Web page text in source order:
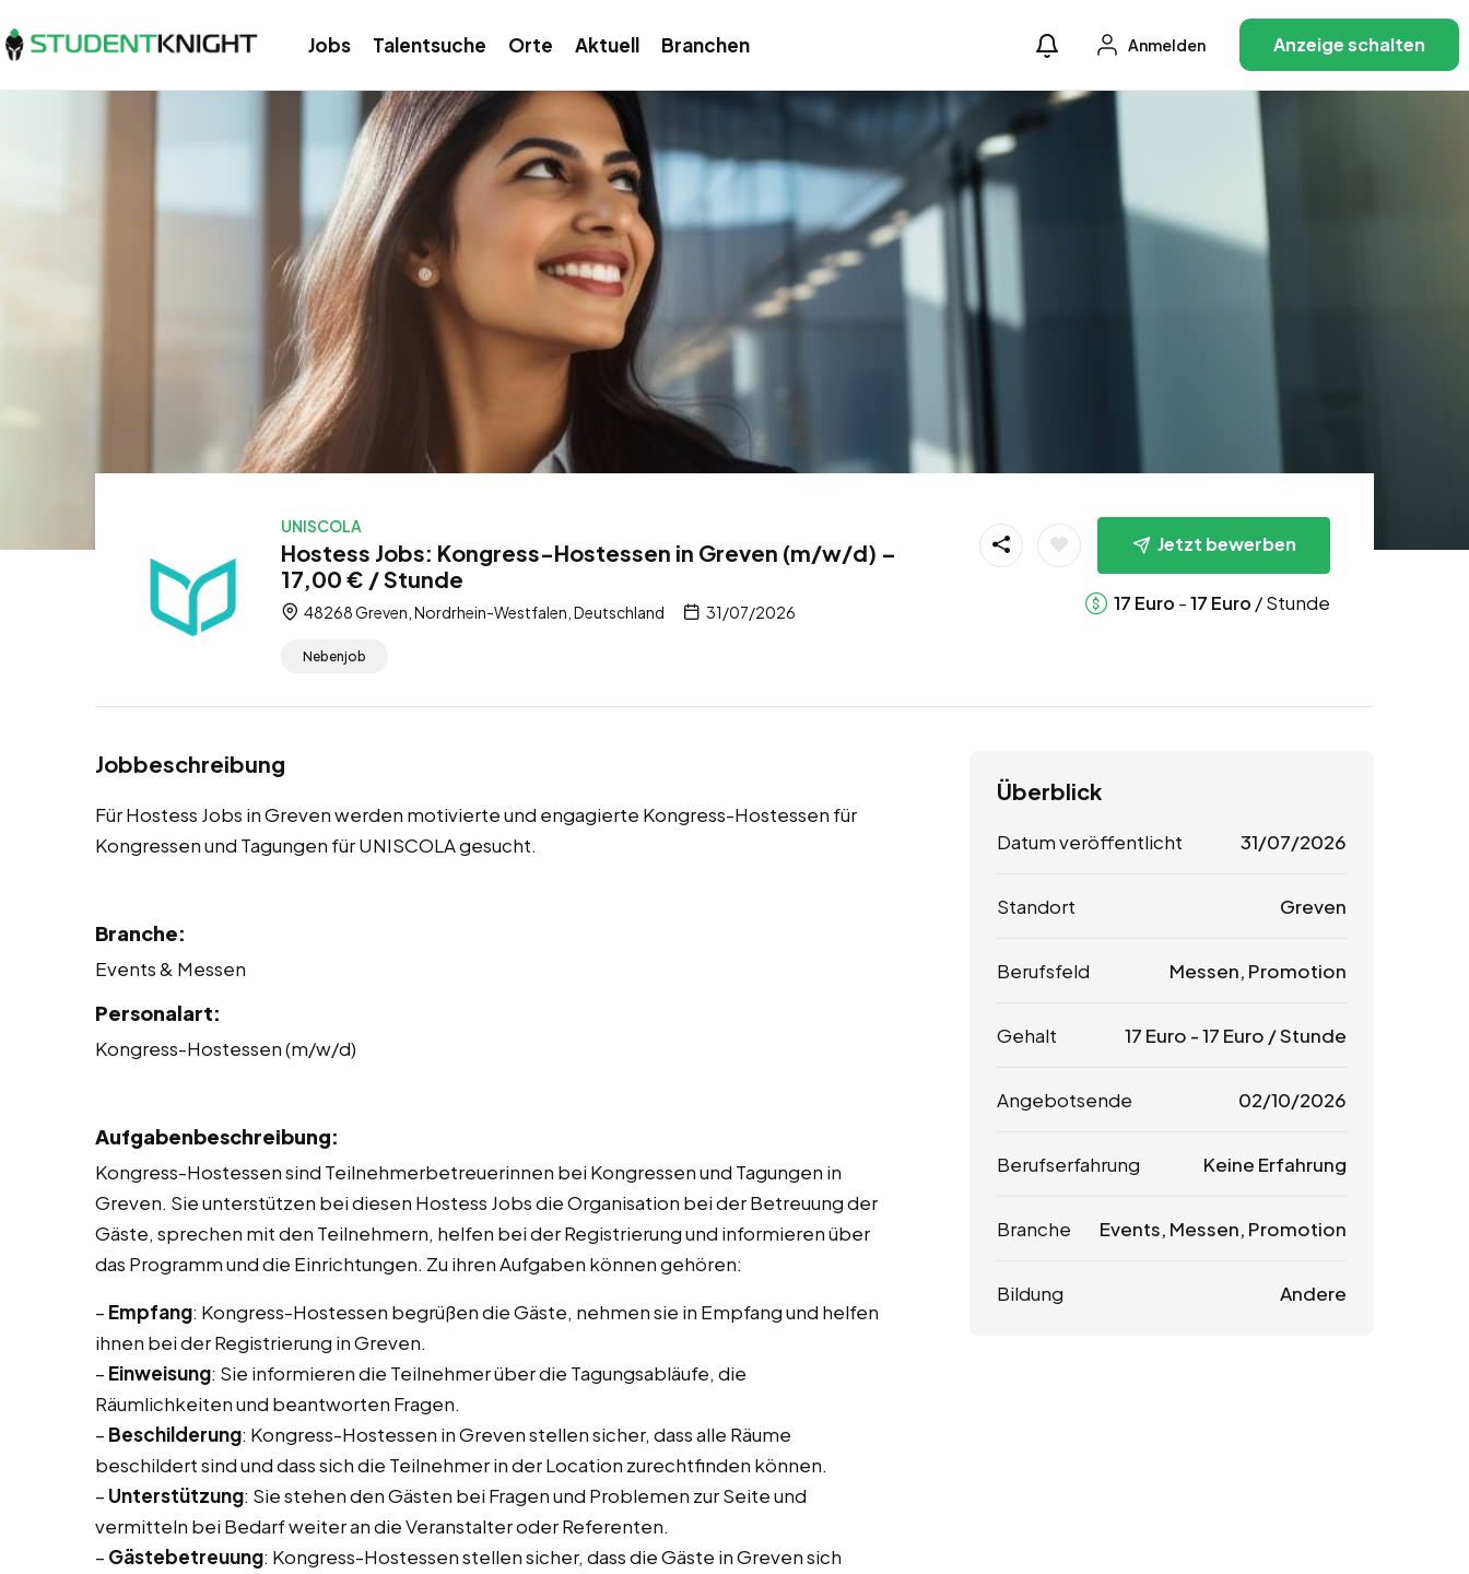
Jobs Talentsuche Orte Aktuell Branchen Anmelden Anzeige schalten
UNISCOLA
Hostess Jobs: Kongress-Hostessen in Greven (m/w/d) –
17,00 € / Stunde
48268 Greven, Nordrhein-Westfalen, Deutschland 31/07/2026
Nebenjob
Jetzt bewerben
17 Euro -17 Euro / Stunde
Jobbeschreibung
Für Hostess Jobs in Greven werden motivierte und engagierte Kongress-Hostessen für
Kongressen und Tagungen für UNISCOLA gesucht.
Branche:
Events & Messen
Personalart:
Kongress-Hostessen (m/w/d)
Aufgabenbeschreibung:
Kongress-Hostessen sind Teilnehmerbetreuerinnen bei Kongressen und Tagungen in
Greven. Sie unterstützen bei diesen Hostess Jobs die Organisation bei der Betreuung der
Gäste, sprechen mit den Teilnehmern, helfen bei der Registrierung und informieren über
das Programm und die Einrichtungen. Zu ihren Aufgaben können gehören:
– Empfang: Kongress-Hostessen begrüßen die Gäste, nehmen sie in Empfang und helfen
ihnen bei der Registrierung in Greven.
– Einweisung: Sie informieren die Teilnehmer über die Tagungsabläufe, die
Räumlichkeiten und beantworten Fragen.
– Beschilderung: Kongress-Hostessen in Greven stellen sicher, dass alle Räume
beschildert sind und dass sich die Teilnehmer in der Location zurechtfinden können.
– Unterstützung: Sie stehen den Gästen bei Fragen und Problemen zur Seite und
vermitteln bei Bedarf weiter an die Veranstalter oder Referenten.
– Gästebetreuung: Kongress-Hostessen stellen sicher, dass die Gäste in Greven sich
Überblick
Datum veröffentlicht 31/07/2026
Standort Greven
Berufsfeld Messen, Promotion
Gehalt 17 Euro -17 Euro / Stunde
Angebotsende 02/10/2026
Berufserfahrung Keine Erfahrung
Branche Events, Messen, Promotion
Bildung Andere